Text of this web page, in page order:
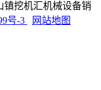
挖机汇机械设备销
号-3 网站地图